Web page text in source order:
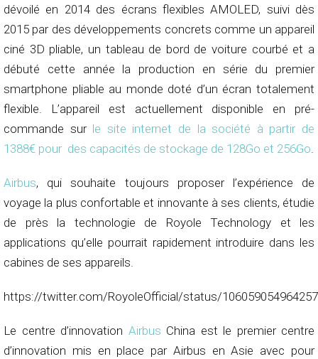
dévoilé en 2014 des écrans flexibles AMOLED, suivi dès
2015 par des développements concrets comme un appareil
ciné 3D pliable, un tableau de bord de voiture courbé et a
débuté cette année la production en série du premier
smartphone pliable au monde doté d’un écran totalement
flexible. L’appareil est actuellement disponible en pré-
commande sur le site internet de la société à partir de
1388€ pour des capacités de stockage de 128Go et 256Go.
Airbus, qui souhaite toujours proposer l’expérience de
voyage la plus confortable et innovante à ses clients, étudie
de près la technologie de Royole Technology et les
applications qu’elle pourrait rapidement introduire dans les
cabines de ses appareils.
https://twitter.com/RoyoleOfficial/status/
Le centre d’innovation Airbus China est le premier centre
d’innovation mis en place par Airbus en Asie avec pour